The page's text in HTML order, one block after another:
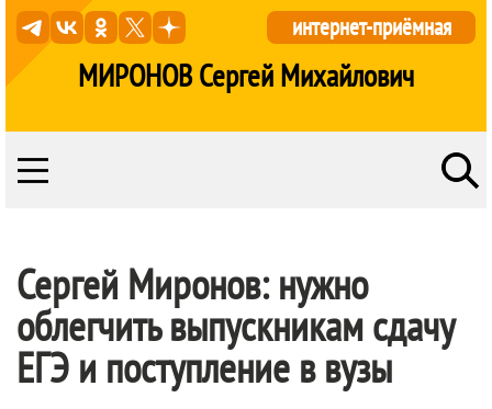
МИРОНОВ Сергей Михайлович
интернет-приёмная
Сергей Миронов: нужно
облегчить выпускникам сдачу
ЕГЭ и поступление в вузы